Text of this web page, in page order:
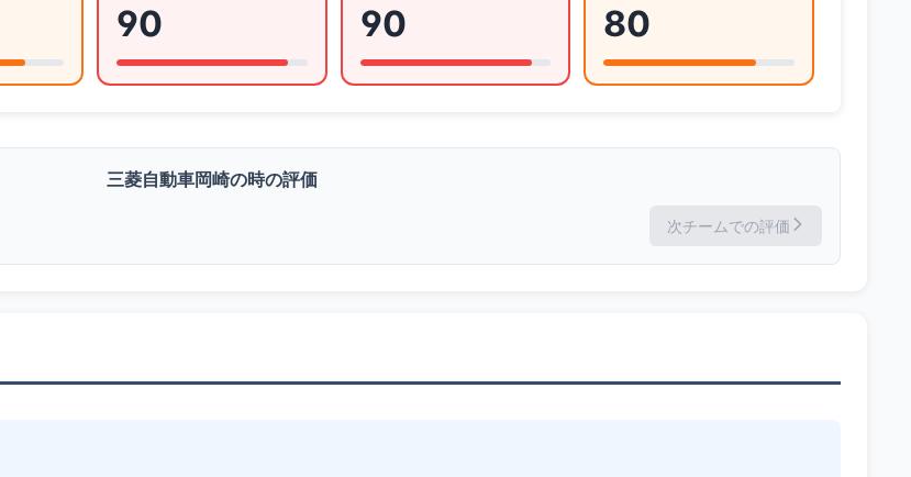
90 90 80
三菱自動車岡崎の時の評価
次チームでの評価